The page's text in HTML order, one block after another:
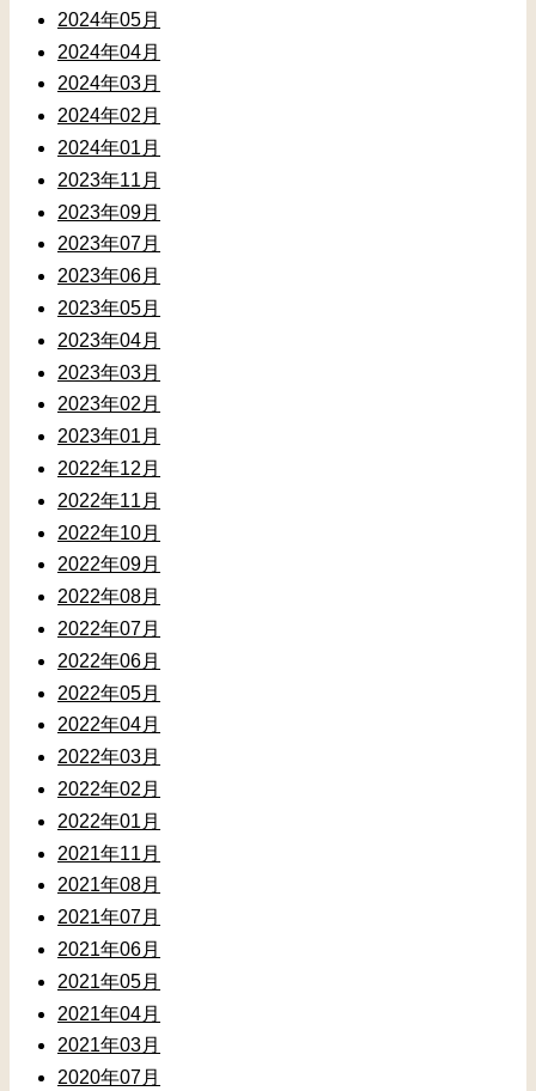
2024年05月
2024年04月
2024年03月
2024年02月
2024年01月
2023年11月
2023年09月
2023年07月
2023年06月
2023年05月
2023年04月
2023年03月
2023年02月
2023年01月
2022年12月
2022年11月
2022年10月
2022年09月
2022年08月
2022年07月
2022年06月
2022年05月
2022年04月
2022年03月
2022年02月
2022年01月
2021年11月
2021年08月
2021年07月
2021年06月
2021年05月
2021年04月
2021年03月
2020年07月